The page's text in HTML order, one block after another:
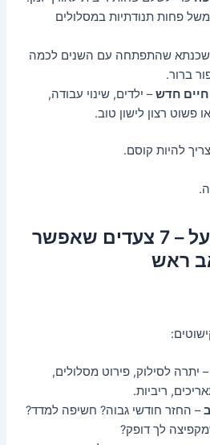
פחות תנודתיות במסלולים
שהתפתחה עם השנים לכמה
ברור.
חדש– ילדים, שינוי עבודה,
פשוט רצון לישון טוב.
להיות קוסם.
איך זה עובד בפועל – 7 צעדים שאפשר
ראש
– יתרה לסילוק, פירוט מסלולים,
ריביות.
– החזר חודשי גבוה? חשיפה למדד?
לך דופק?